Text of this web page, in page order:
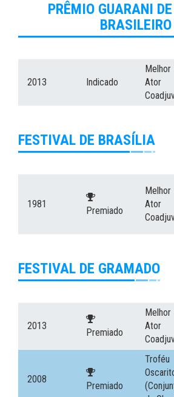
PRÊMIO GUARANI
BRASILEIRO
2013 Indicado
Melhor
Ator
FESTIVAL DE BRASÍLIA
1981
Premiado
Melhor
Ator
FESTIVAL DE GRAMADO
2013
Premiado
Melhor
Ator
2008
Premiado
Troféu